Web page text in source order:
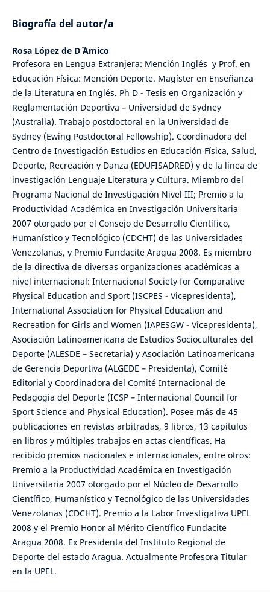
Biografía del autor/a
Rosa López de D´ ´Amico
Profesora en Lengua Extranjera: Mención Inglés y Prof. en
Educación Física: Mención Deporte. Magíster en Enseñanza
de la Literatura en Inglés. Ph D - Tesis en Organización y
Reglamentación Deportiva – Universidad de Sydney
(Australia). Trabajo postdoctoral en la Universidad de
Sydney (Ewing Postdoctoral Fellowship). Coordinadora del
Centro de Investigación Estudios en Educación Física, Salud,
Deporte, Recreación y Danza (EDUFISADRED) y de la línea de
investigación Lenguaje Literatura y Cultura. Miembro del
Programa Nacional de Investigación Nivel III; Premio a la
Productividad Académica en Investigación Universitaria
2007 otorgado por el Consejo de Desarrollo Científico,
Humanístico y Tecnológico (CDCHT) de las Universidades
Venezolanas, y Premio Fundacite Aragua 2008. Es miembro
de la directiva de diversas organizaciones académicas a
nivel internacional: Internacional Society for Comparative
Physical Education and Sport (ISCPES - Vicepresidenta),
International Association for Physical Education and
Recreation for Girls and Women (IAPESGW - Vicepresidenta),
Asociación Latinoamericana de Estudios Socioculturales del
Deporte (ALESDE – Secretaria) y Asociación Latinoamericana
de Gerencia Deportiva (ALGEDE – Presidenta), Comité
Editorial y Coordinadora del Comité Internacional de
Pedagogía del Deporte (ICSP – Internacional Council for
Sport Science and Physical Education). Posee más de 45
publicaciones en revistas arbitradas, 9 libros, 13 capítulos
en libros y múltiples trabajos en actas científicas. Ha
recibido premios nacionales e internacionales, entre otros:
Premio a la Productividad Académica en Investigación
Universitaria 2007 otorgado por el Núcleo de Desarrollo
Científico, Humanístico y Tecnológico de las Universidades
Venezolanas (CDCHT). Premio a la Labor Investigativa UPEL
2008 y el Premio Honor al Mérito Científico Fundacite
Aragua 2008. Ex Presidenta del Instituto Regional de
Deporte del estado Aragua. Actualmente Profesora Titular
en la UPEL.